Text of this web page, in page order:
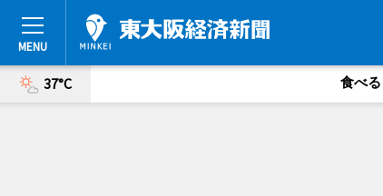
37°C 食べる